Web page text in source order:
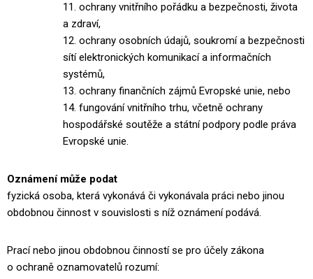
11. ochrany vnitřního pořádku a bezpečnosti, života
a zdraví,
12. ochrany osobních údajů, soukromí a bezpečnosti
sítí elektronických komunikací a informačních
systémů,
13. ochrany finančních zájmů Evropské unie, nebo
14. fungování vnitřního trhu, včetně ochrany
hospodářské soutěže a státnípodpory podle práva
Evropské unie.
Oznámení může podat
fyzická osoba, která vykonává či vykonávala práci nebo jinou
obdobnou činnost v souvislosti s níž oznámení podává.
Prací nebo jinou obdobnou činností se pro účely zákona
o ochraně oznamovatelů rozumí: